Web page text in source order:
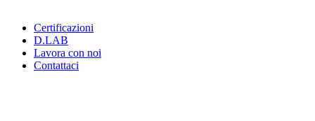
Certificazioni
D.LAB
Lavora con noi
Contattaci